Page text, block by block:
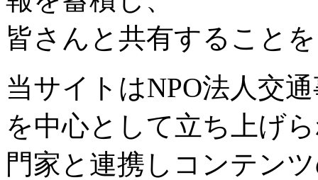
皆さんと共有すること
当サイトはNPO法人交
を中心として立ち上げ
門家と連携しコンテン